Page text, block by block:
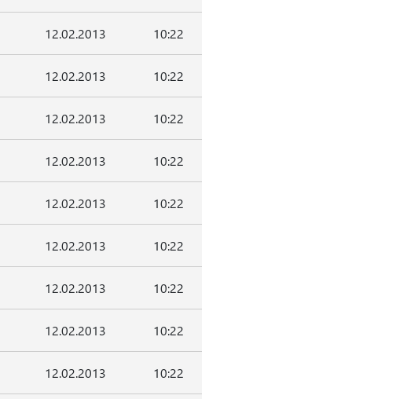
12.02.2013 10:22
12.02.2013 10:22
12.02.2013 10:22
12.02.2013 10:22
12.02.2013 10:22
12.02.2013 10:22
12.02.2013 10:22
12.02.2013 10:22
12.02.2013 10:22